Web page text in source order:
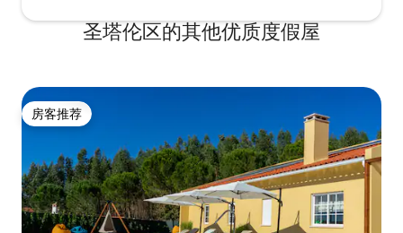
圣塔伦区的其他优质度假屋
房客推荐
房客推荐